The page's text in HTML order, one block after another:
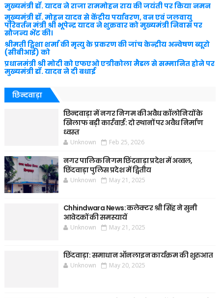
मुख्यमंत्री डॉ. यादव ने राजा राममोहन राय की जयंती पर किया नमन
मुख्यमंत्री डॉ. मोहन यादव से केंद्रीय पर्यावरण, वन एवं जलवायु
परिवर्तन मंत्री श्री भूपेन्द्र यादव ने शुक्रवार को मुख्यमंत्री निवास पर
सौजन्य भेंट की।
श्रीमती ट्विशा शर्मा की मृत्यु के प्रकरण की जांच केन्द्रीय अन्वेषण ब्यूरो
(सीबीआई) को
प्रधानमंत्री श्री मोदी को एफएओ एग्रीकोला मैडल से सम्मानित होने पर
मुख्यमंत्री डॉ. यादव ने दी बधाई
छिन्दवाड़ा
छिन्दवाड़ा में नगर निगम की अवैध कॉलोनियों के
खिलाफ बड़ी कार्रवाई: दो स्थानों पर अवैध निर्माण
ध्वस्त
Unknown Feb 25, 2026
नगर पालिक निगम छिंदवाड़ा प्रदेश में अव्वल,
छिंदवाड़ा पुलिस प्रदेश में द्वितीय
Unknown May 21, 2025
Chhindwara News: कलेक्टर श्री सिंह ने सुनी
आवेदकों की समस्यायें
Unknown May 21, 2025
छिंदवाड़ा: समाधान ऑनलाइन कार्यक्रम की शुरुआत
Unknown May 20, 2025